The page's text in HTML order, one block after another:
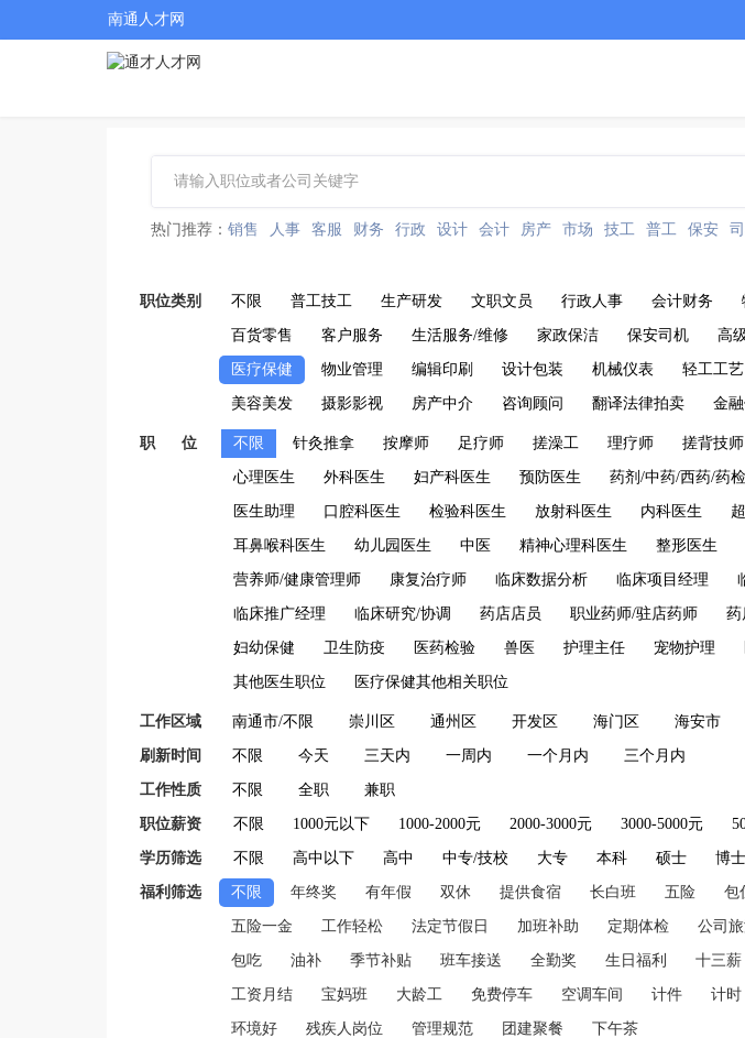
南通人才网
热门推荐： 销售 人事 客服 财务 行政 设计 会计 房产 市场 技工 普工 保安
职位类别 不限 普工技工 生产研发 文职文员 行政人事 会计财务
百货零售 客户服务 生活服务/维修 家政保洁 保安司机 高
医疗保健 物业管理 编辑印刷 设计包装 机械仪表 轻工工艺
美容美发 摄影影视 房产中介 咨询顾问 翻译法律拍卖 金
职 位 不限 针灸推拿 按摩师 足疗师 搓澡工 理疗师 搓背技师
心理医生 外科医生 妇产科医生 预防医生 药剂/中药/西药/药检
医生助理 口腔科医生 检验科医生 放射科医生 内科医生
耳鼻喉科医生 幼儿园医生 中医 精神心理科医生 整形医生
营养师/健康管理师 康复治疗师 临床数据分析 临床项目经理
临床推广经理 临床研究/协调 药店店员 职业药师/驻店药师 药
妇幼保健 卫生防疫 医药检验 兽医 护理主任 宠物护理
其他医生职位 医疗保健其他相关职位
工作区域 南通市/不限 崇川区 通州区 开发区 海门区 海安市
刷新时间 不限 今天 三天内 一周内 一个月内 三个月内
工作性质 不限 全职 兼职
职位薪资 不限 1000元以下 1000-2000元 2000-3000元 3000-5000元
学历筛选 不限 高中以下 高中 中专/技校 大专 本科 硕士 博士
福利筛选 不限 年终奖 有年假 双休 提供食宿 长白班 五险 包
五险一金 工作轻松 法定节假日 加班补助 定期体检 公司
包吃 油补 季节补贴 班车接送 全勤奖 生日福利 十三薪
工资月结 宝妈班 大龄工 免费停车 空调车间 计件 计时
环境好 残疾人岗位 管理规范 团建聚餐 下午茶